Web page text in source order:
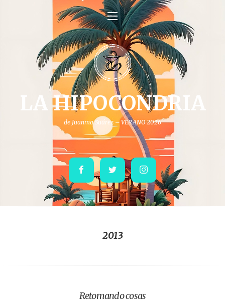
LA HIPOCONDRIA
de Juanma Suárez – VERANO 2026
Facebook Twitter Instagram
2013
Retomando cosas